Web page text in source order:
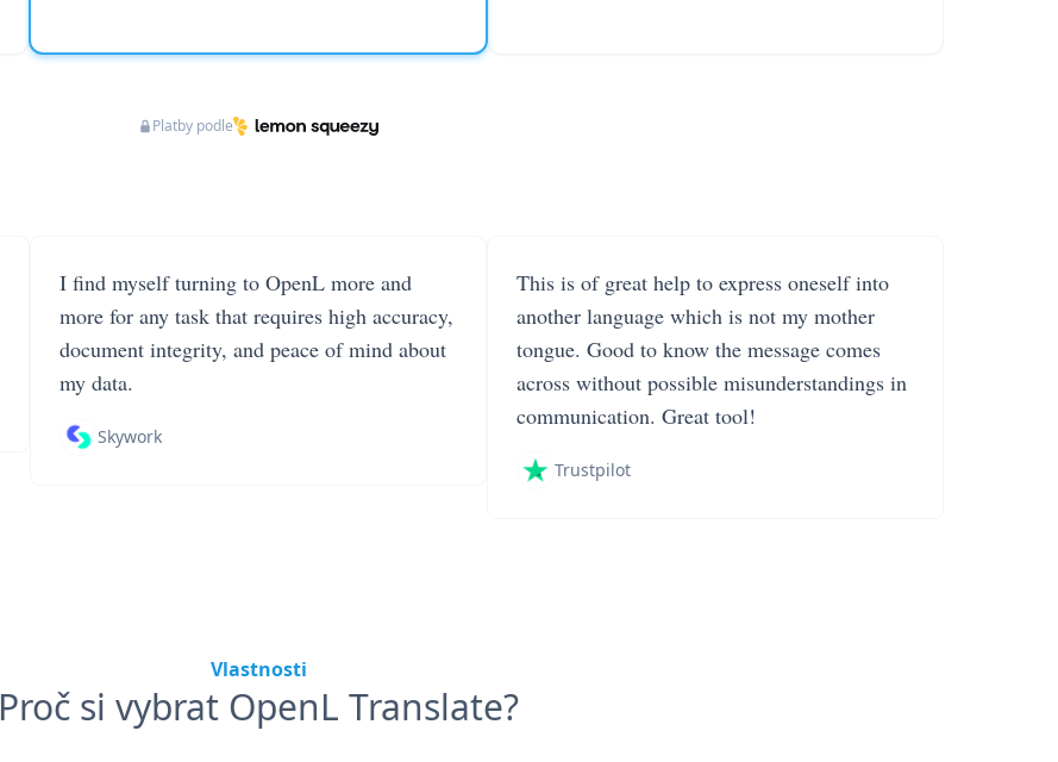
Platby podle
I find myself turning to OpenL more and
more for any task that requires high accuracy,
document integrity, and peace of mind about
my data.
Skywork
This is of great help to express oneself into
another language which is not my mother
tongue. Good to know the message comes
across without possible misunderstandings in
communication. Great tool!
Trustpilot
Vlastnosti
Proč si vybrat OpenL Translate?